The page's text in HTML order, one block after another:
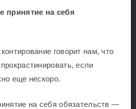
принятие на себя
говорит нам, что
если
еще нескоро.
на себя обязательств —